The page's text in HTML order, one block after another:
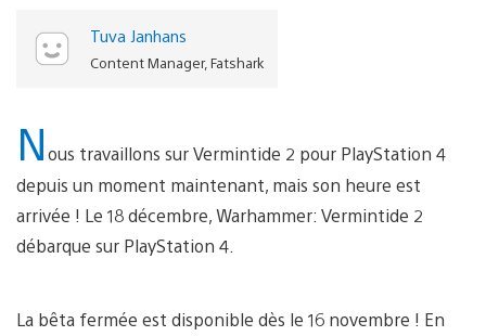
Tuva Janhans
Content Manager, Fatshark
Nous travaillons sur Vermintide 2 pour PlayStation 4
depuis un moment maintenant, mais son heure est
arrivée ! Le 18 décembre, Warhammer: Vermintide 2
débarque sur PlayStation 4.
La bêta fermée est disponible dès le 16 novembre ! En